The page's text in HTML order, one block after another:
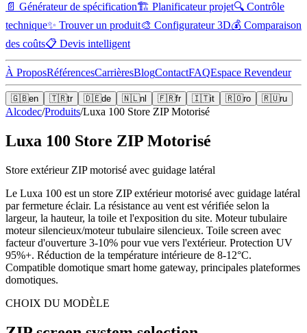
📄 Générateur de spécification🏗️ Planificateur projet🔍 Contrôle
technique✨ Trouver un produit🎨 Configurateur 3D💰 Comparaison
des coûts📋 Devis intelligent
À ProposRéférencesCarrièresBlogContactFAQEspace Revendeur
🇬🇧en 🇹🇷tr 🇩🇪de 🇳🇱nl 🇫🇷fr 🇮🇹it 🇷🇴ro 🇷🇺ru
Alcodec/Produits/Luxa 100 Store ZIP Motorisé
Luxa 100 Store ZIP Motorisé
Store extérieur ZIP motorisé avec guidage latéral
Le Luxa 100 est un store ZIP extérieur motorisé avec guidage latéral
par fermeture éclair. La résistance au vent est vérifiée selon la
largeur, la hauteur, la toile et l'exposition du site. Moteur tubulaire
moteur silencieux/moteur tubulaire silencieux. Toile screen avec
facteur d'ouverture 3-10% pour vue vers l'extérieur. Protection UV
95%+. Réduction de la température intérieure de 8-12°C.
Compatible domotique smart home gateway, principales plateformes
domotiques.
CHOIX DU MODÈLE